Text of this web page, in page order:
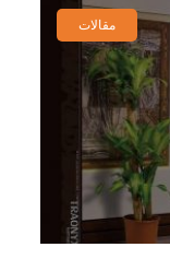
مقالات